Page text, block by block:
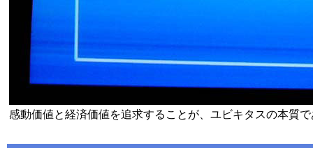
感動価値と経済価値を追求することが、ユビキタスの本質